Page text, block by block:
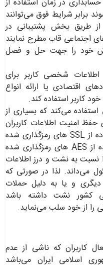
در زمان استفاده از
برابر شرایط فوق می‌توانند
طریق بخش پشتیبانی در
اجتماعی قاب مطرح نمایند
خود را جهت حل و فصل
شخصی کاربر برای
اقتصادی یا ارائه انواع
کاربر استفاده کند.
می‌کند که بسیاری از
امنیت اطلاعات کاربران
ازSSL های رمزگذاری شده
ازAES های رمزگذاری شده
به نشت و درز اطلاعات
می‌­داند. لذا در صورتی که
دیگری و یا به دلیل حملات
کشور نشت داشته باشد
را از خود سلب می­‌نماید.
کاربران که ناشی از عدم
اسلامی ایران می‌باشد